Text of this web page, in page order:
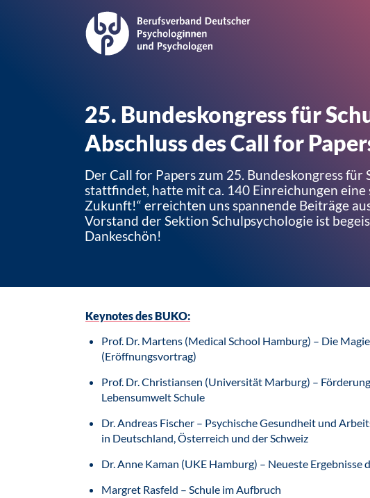
25. Bundeskongress für
Abschluss des Call for
Der Call for Papers zum 25. Bundeskongress
stattfindet, hatte mit ca. 140 Einreichungen eine
Zukunft!“ erreichten uns spannende Beiträge
Vorstand der Sektion Schulpsychologie ist
Dankeschön!
Keynotes des BUKO:
Prof. Dr. Martens (Medical School Hamburg) – Die
(Eröffnungsvortrag)
Prof. Dr. Christiansen (Universität Marburg) –
Lebensumwelt Schule
Dr. Andreas Fischer – Psychische Gesundheit und
in Deutschland, Österreich und der Schweiz
Dr. Anne Kaman (UKE Hamburg) – Neueste Ergebnisse
Margret Rasfeld – Schule im Aufbruch